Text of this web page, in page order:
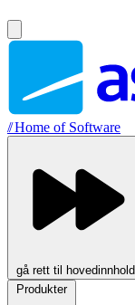
//Home of Software
gå rett til hovedinnhold
Produkter